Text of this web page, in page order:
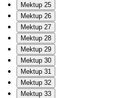
Mektup 25
Mektup 26
Mektup 27
Mektup 28
Mektup 29
Mektup 30
Mektup 31
Mektup 32
Mektup 33